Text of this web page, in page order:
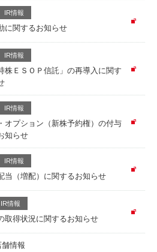
IR情報
に関するお知らせ
IR情報
株ＥＳＯＰ信託」の再導入に関す
IR情報
オプション（新株予約権）の付与
知らせ
IR情報
当（増配）に関するお知らせ
IR情報
取得状況に関するお知らせ
舗情報